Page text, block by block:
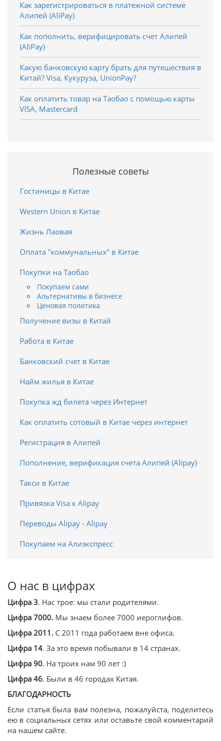
Как зарегистрироваться в платежной системе
Алипей (AliPay)
Как пополнить, верифицировать счет Алипей
(AliPay)
Какую банковскую карту брать для путешествия в
Китай? Visa, Кукуруза, UnionPay?
Как оплатить товар на Таобао с помощью карты
VISA, Mastercard
Полезные советы
Гостиницы в Китае
Western Union в Китае
Жизнь Лаовая
Оплата "коммунальных" в Китае
Покупки на Таобао
Покупаем сами
Альтернативы в бизнесе
Ценовая политика
Получение визы в Китай
Работа в Китае
Банковский счет в Китае
Найм жилья в Китае
Покупка жд билета через Интернет
Как оплатить сотовый в Китае через интернет
Регистрация в Алипей
Пополнение, верификация счета Алипей (Alipay)
Такси в Китае
Привязка Visa к Alipay
Переводы Alipay - Alipay
Покупаем на Алиэкспресс
О нас в цифрах
Цифра 3. Нас трое: мы стали родителями.
Цифра 7000. Мы знаем более 7000 иероглифов.
Цифра 2011. С 2011 года работаем вне офиса.
Цифра 14. За это время побывали в 14 странах.
Цифра 90. На троих нам 90 лет :)
Цифра 46. Были в 46 городах Китая.
БЛАГОДАРНОСТЬ
Если статья была вам полезна, пожалуйста, поделитесь
ею в социальных сетях или оставьте свой комментарий
на нашем сайте.